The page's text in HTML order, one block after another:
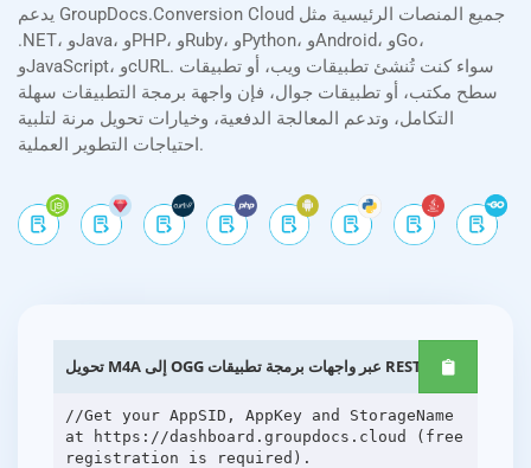
يدعم GroupDocs.Conversion Cloud جميع المنصات الرئيسية مثل
.NET، وJava، وPHP، وRuby، وPython، وAndroid، وGo،
وJavaScript، وcURL. سواء كنت تُنشئ تطبيقات ويب، أو تطبيقات
سطح مكتب، أو تطبيقات جوال، فإن واجهة برمجة التطبيقات سهلة
التكامل، وتدعم المعالجة الدفعية، وخيارات تحويل مرنة لتلبية
احتياجات التطوير العملية.
تحويل M4A إلى OGG عبر واجهات برمجة تطبيقات REST .NET
//Get your AppSID, AppKey and StorageName
at https://dashboard.groupdocs.cloud (free
registration is required).